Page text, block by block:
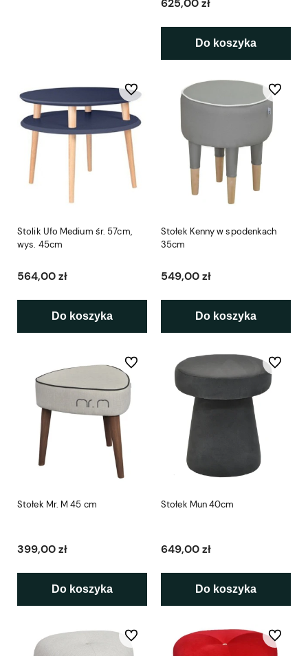
625,00 zł
Do koszyka
Stolik Ufo Medium śr. 57cm,
wys. 45cm
564,00 zł
Do koszyka
Do ulubionych
Stołek Kenny w spodenkach
35cm
549,00 zł
Do koszyka
Do
Stołek Mr. M 45 cm
399,00 zł
Do koszyka
Do ulubionych
Stołek Mun 40cm
649,00 zł
Do koszyka
Do
Do ulubionych Do